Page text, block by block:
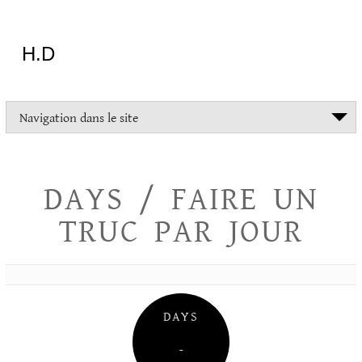
H.D
Navigation dans le site
DAYS / FAIRE UN
TRUC PAR JOUR
DAYS
–